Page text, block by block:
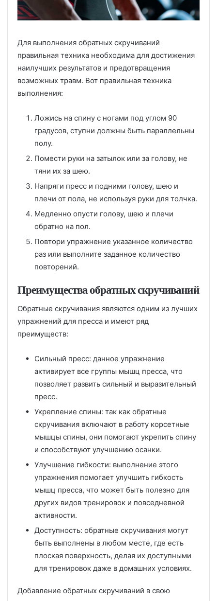
Для выполнения обратных скручиваний
правильная техника необходима для достижения
наилучших результатов и предотвращения
возможных травм. Вот правильная техника
выполнения:
Ложись на спину с ногами под углом 90
градусов, ступни должны быть параллельны
полу.
Помести руки на затылок или за голову, не
тяни их за шею.
Напряги пресс и подними голову, шею и
плечи от пола, не используя руки для толчка.
Медленно опусти голову, шею и плечи
обратно на пол.
Повтори упражнение указанное количество
раз или выполните заданное количество
повторений.
Преимущества обратных скручиваний
Обратные скручивания являются одним из лучших
упражнений для пресса и имеют ряд
преимуществ:
Сильный пресс: данное упражнение
активирует все группы мышц пресса, что
позволяет развить сильный и выразительный
пресс.
Укрепление спины: так как обратные
скручивания включают в работу корсетные
мышцы спины, они помогают укрепить спину
и способствуют улучшению осанки.
Улучшение гибкости: выполнение этого
упражнения помогает улучшить гибкость
мышц пресса, что может быть полезно для
других видов тренировок и повседневной
активности.
Доступность: обратные скручивания могут
быть выполнены в любом месте, где есть
плоская поверхность, делая их доступными
для тренировок даже в домашних условиях.
Добавление обратных скручиваний в свою